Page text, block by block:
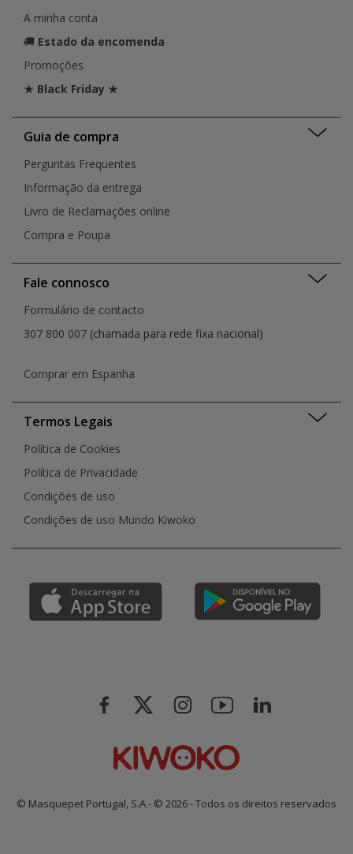
A minha conta
🚚 Estado da encomenda
Promoções
★ Black Friday ★
Guia de compra
Perguntas Frequentes
Informação da entrega
Livro de Reclamações online
Compra e Poupa
Fale connosco
Formulário de contacto
307 800 007 (chamada para rede fixa nacional)
Comprar em Espanha
Termos Legais
Política de Cookies
Política de Privacidade
Condições de uso
Condições de uso Mundo Kiwoko
© Masquepet Portugal, S.A - © 2026 - Todos os direitos reservados